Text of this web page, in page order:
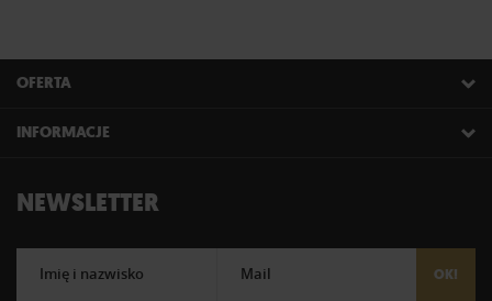
OFERTA
INFORMACJE
NEWSLETTER
Imię i nazwisko Mail OK!